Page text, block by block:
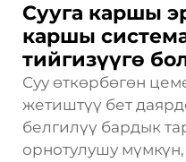
Сууга каршы
каршы
тийгизүүгө
Суу өткөрбөгөн
жетиштүү бет
белгилүү бардык
орнотулушу